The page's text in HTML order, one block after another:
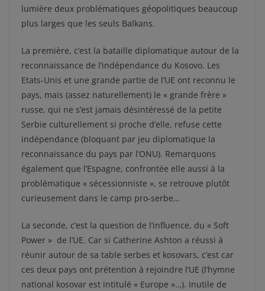
lumière deux problématiques géopolitiques beaucoup
plus larges que les seuls Balkans.
La première, c’est la bataille diplomatique autour de la
reconnaissance de l’indépendance du Kosovo. Les
Etats-Unis et une grande partie de l’UE ont reconnu le
pays, mais (assez naturellement) le « grande frère »
russe, qui ne s’est jamais désintéressé de la petite
Serbie culturellement si proche d’elle, refuse cette
indépendance (bloquant par jeu diplomatique la
reconnaissance du pays par l’ONU). Remarquons
également que l’Espagne, confrontée elle aussi à la
problématique « sécessionniste », se retrouve plutôt
curieusement dans le camp pro-serbe…
La seconde, c’est la question de l’influence, du « Soft
Power » de l’UE. Car si Catherine Ashton a réussi à
réunir autour de sa table serbes et kosovars, c’est car
ces deux pays ont prétention à rejoindre l’UE (l’hymne
national kosovar est intitulé « Europe »…). Inutile de